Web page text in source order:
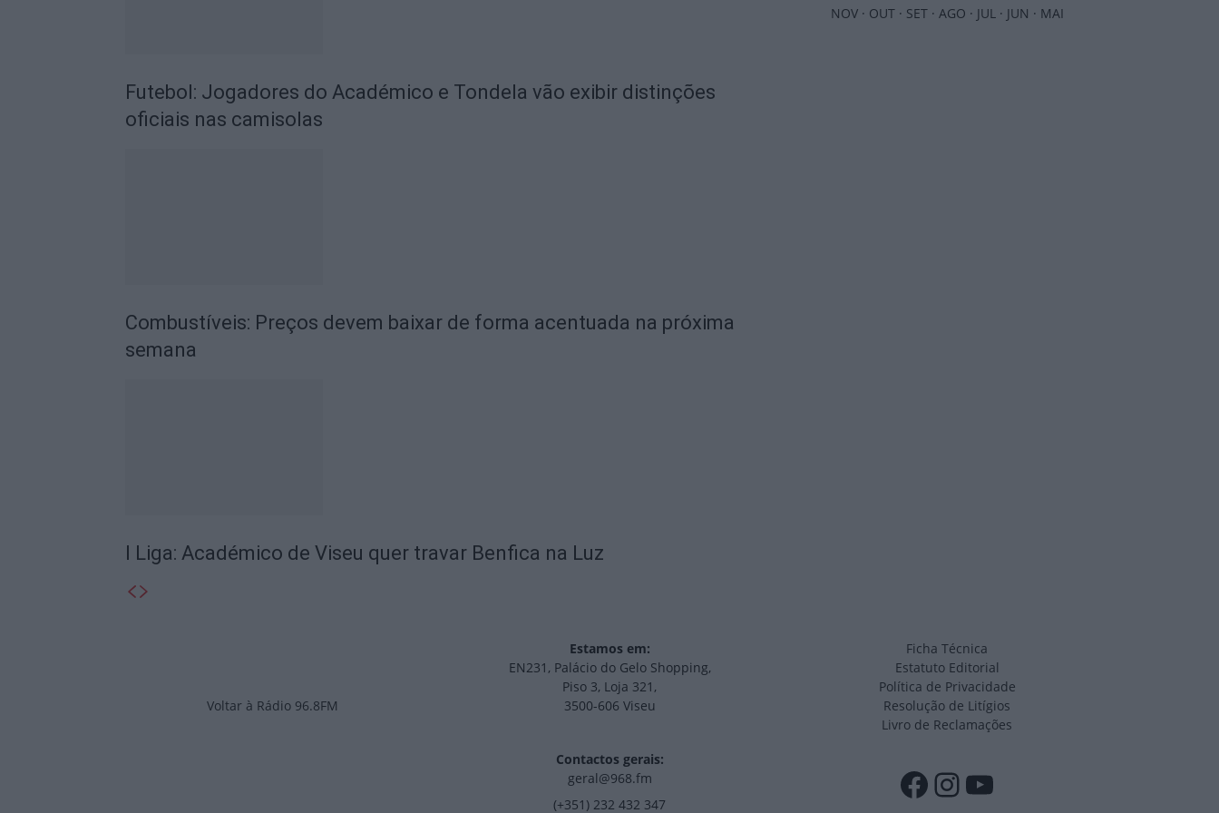
Futebol: Jogadores do Académico e Tondela vão exibir distinções
oficiais nas camisolas
Combustíveis: Preços devem baixar de forma acentuada na próxima
semana
I Liga: Académico de Viseu quer travar Benfica na Luz
NOV· OUT· SET· AGO · JUL· JUN · MAI
Voltar à Rádio 96.8FM
Estamos em:
EN231, Palácio do Gelo Shopping,
Piso 3, Loja 321,
3500-606 Viseu
Contactos gerais:
geral@968.fm
(+351) 232 432 347
Ficha Técnica
Estatuto Editorial
Política de Privacidade
Resolução de Litígios
Livro de Reclamações
Facebook
Instagram
YouTube